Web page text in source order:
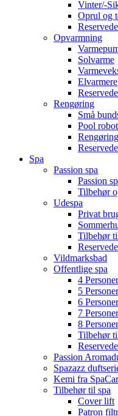
Vinter/-
Oprul og
Opvarmning
Solvarme
Elvarmere
Rengøring
Små
Pool
Spa
Passion spa
Passion
Tilbehør
Udespa
Privat
Tilbehør
Vildmarksbad
Offentlige spa
4 Personer
5 Personer
6 Personer
7 Personer
8 Personer
Tilbehør
Passion
Spazazz
Kemi fra
Tilbehør til spa
Cover lift
Patron